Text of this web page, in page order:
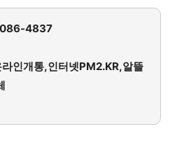
4837
라인개통,인터넷PM2.KR,알뜰